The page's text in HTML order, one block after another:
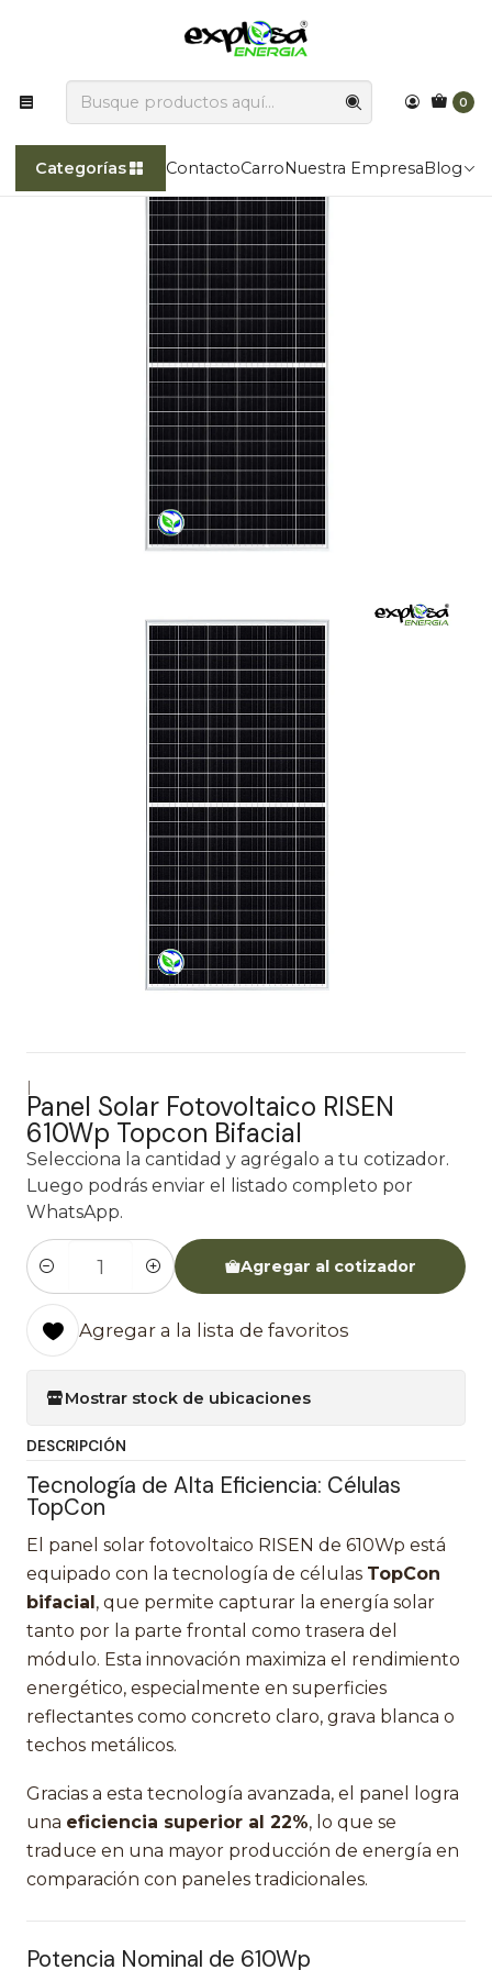
0
Categorías ContactoCarroNuestra EmpresaBlog
Explosa Energía transforma la luz del sol en poder!!
Panel Solar Fotovoltaico RISEN 610Wp Topcon Bifacial
|
Panel Solar Fotovoltaico RISEN
610Wp Topcon Bifacial
Cantidad
Agregar al cotizador
Selecciona la cantidad y agrégalo a tu cotizador.
Luego podrás enviar el listado completo por
WhatsApp.
Agregar a la lista de favoritos
Mostrar stock de ubicaciones
DESCRIPCIÓN
Tecnología de Alta Eficiencia: Células
TopCon
El panel solar fotovoltaico RISEN de 610Wp está
equipado con la tecnología de células TopCon
bifacial, que permite capturar la energía solar
tanto por la parte frontal como trasera del
módulo. Esta innovación maximiza el rendimiento
energético, especialmente en superficies
reflectantes como concreto claro, grava blanca o
techos metálicos.
Gracias a esta tecnología avanzada, el panel logra
una eficiencia superior al 22%, lo que se
traduce en una mayor producción de energía en
comparación con paneles tradicionales.
Potencia Nominal de 610Wp